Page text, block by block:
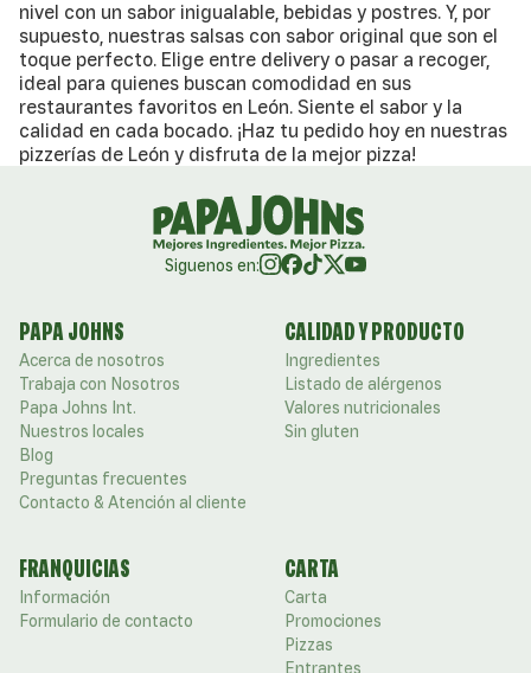
nivel con un sabor inigualable, bebidas y postres. Y, por
supuesto, nuestras salsas con sabor original que son el
toque perfecto. Elige entre delivery o pasar a recoger,
ideal para quienes buscan comodidad en sus
restaurantes favoritos en León. Siente el sabor y la
calidad en cada bocado. ¡Haz tu pedido hoy en nuestras
pizzerías de León y disfruta de la mejor pizza!
Siguenos en:
PAPA JOHNS
Acerca de nosotros
Trabaja con Nosotros
Papa Johns Int.
Nuestros locales
Blog
Preguntas frecuentes
Contacto & Atención al cliente
CALIDAD Y PRODUCTO
Ingredientes
Listado de alérgenos
Valores nutricionales
Sin gluten
FRANQUICIAS
Información
Formulario de contacto
CARTA
Carta
Promociones
Pizzas
Entrantes